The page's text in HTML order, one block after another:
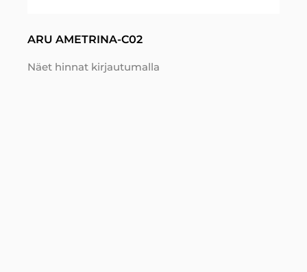
ARU AMETRINA-C02
Näet hinnat kirjautumalla